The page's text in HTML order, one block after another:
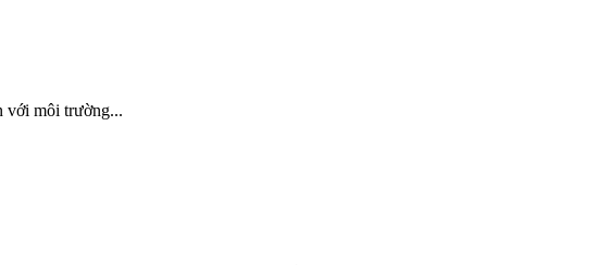
với môi trường...